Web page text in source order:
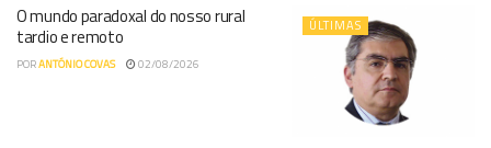
ÚLTIMAS
O mundo paradoxal do nosso rural
tardio e remoto
PORANTÓNIO COVAS 02/08/2026